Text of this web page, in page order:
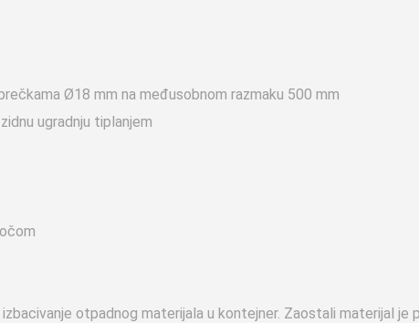
Ø18 mm na međusobnom razmaku 500 mm
ugradnju tiplanjem
otpadnog materijala u kontejner. Zaostali materijal je